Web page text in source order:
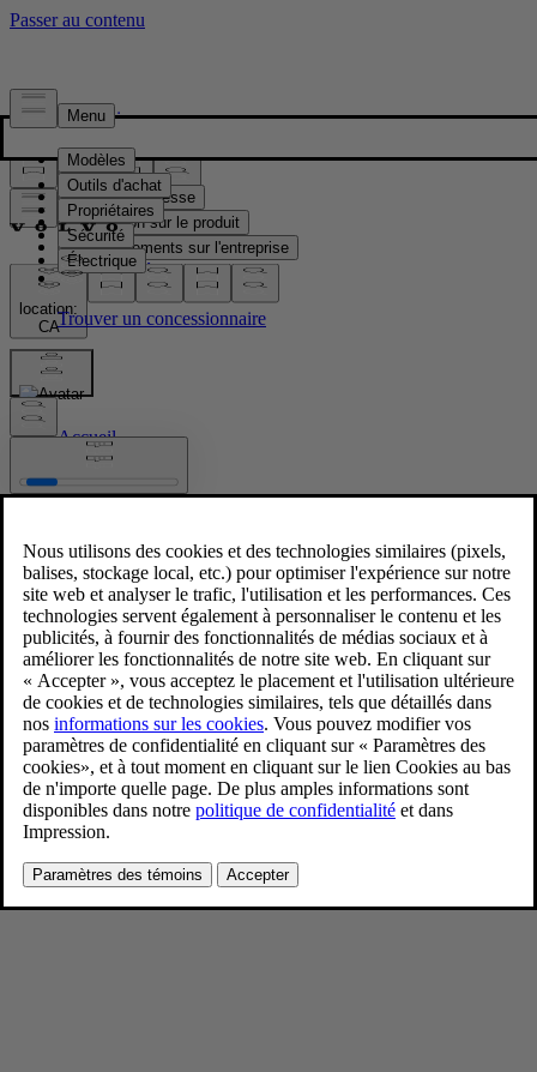
Presse & Médias
Matériel de presse
Information sur le produit
Renseignements sur l'entreprise
Contacts médias
location:
CA
Images
Accueil
Volvo EX40 Black Edition
4/11/2024
Favoris
Partager
Télécharger
Volvo EX40 Black Edition
Pour consulter toute l’information sur les droits d’auteur, cliquez ici